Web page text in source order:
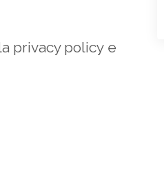
privacy policy e